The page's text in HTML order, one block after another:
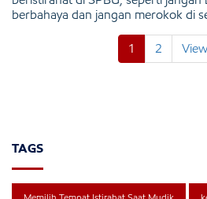
berbahaya dan jangan merokok di
1 2
TAGS